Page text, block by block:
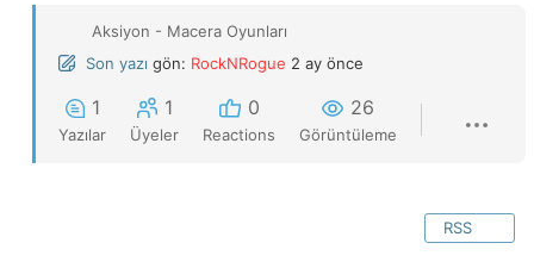
Aksiyon - Macera Oyunları
Son yazı gön: RockNRogue 2 ay önce
1
Yazılar
1
Üyeler
0
Reactions
26
Görüntüleme
RSS